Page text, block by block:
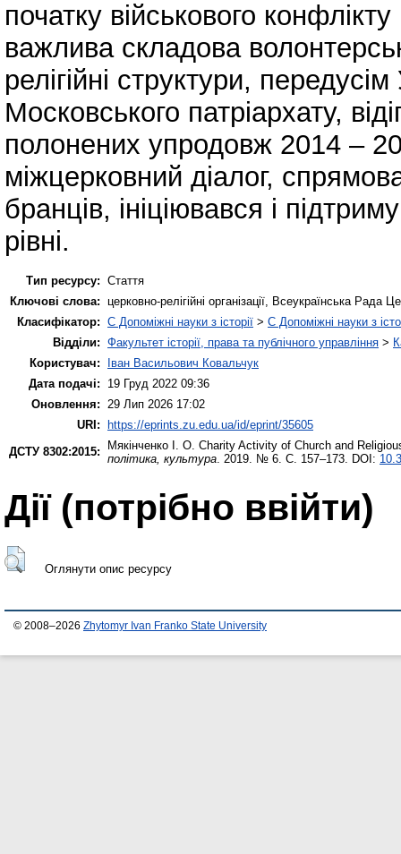
початку військового
важлива складова
релігійні структури,
Московського патріархату,
полонених упродовж 2014 –
міжцерковний діалог,
бранців, ініціювався і
рівні.
Тип ресурсу: Стаття
Ключові слова: церковно-релігійні організації, Всеукраїнська Рада
Класифікатор: C Допоміжні науки з історії > C Допоміжні науки з
Відділи: Факультет історії, права та публічного управління >
Користувач:
Іван Васильович Ковальчук
Дата подачі:
19 Груд 2022 09:36
Оновлення:
29 Лип 2026 17:02
URI: https://eprints.zu.edu.ua/id/eprint/35605
ДСТУ 8302:2015:
Мякінченко І. О. Charity Activity of Church and
політика, культура . 2019. № 6. С. 157–173. DOI:
Дії ​​(потрібно ввійти)
Оглянути опис ресурсу
© 2008–2026 Zhytomyr Ivan Franko State University